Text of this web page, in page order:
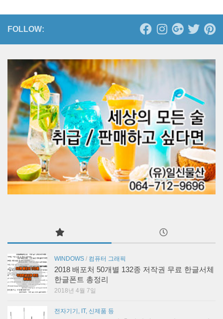
FOLLOW:
WINDOWS / 컴퓨터 그래픽
2018 배포처 50개별 132종 저작권 무료 한글서체
한글폰트 총정리
2018년 4월 7일
전자기기, IT, 신제품 등